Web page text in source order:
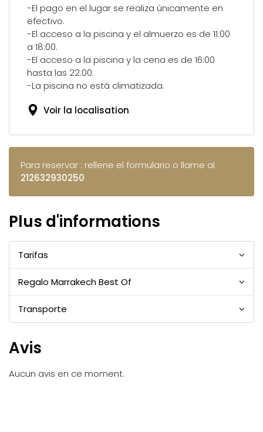
-El pago en el lugar se realiza únicamente en
efectivo.
-El acceso a la piscina y el almuerzo es de 11:00
a 18:00.
-El acceso a la piscina y la cena es de 16:00
hasta las 22:00.
-La piscina no está climatizada.
Voir la localisation
Para reservar : rellene el formulario o llame al
212632930250
Plus d'informations
Tarifas
Regalo Marrakech Best Of
Transporte
Avis
Aucun avis en ce moment.